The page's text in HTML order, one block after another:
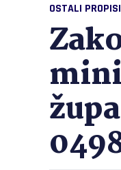
OSTALI